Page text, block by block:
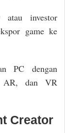
atau investor
game ke
PC dengan
AR, dan VR
Creator